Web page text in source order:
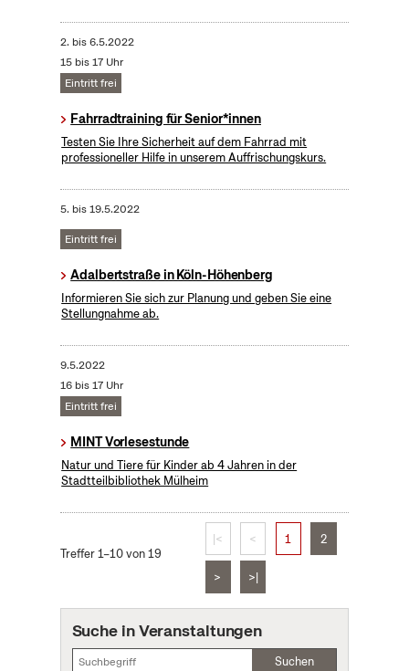
2. bis6.5.2022
15 bis 17 Uhr
Eintritt frei
Fahrradtraining für Senior*innen
Testen Sie Ihre Sicherheit auf dem Fahrrad mit
professioneller Hilfe in unserem Auffrischungskurs.
5. bis19.5.2022
Eintritt frei
Adalbertstraße in Köln-Höhenberg
Informieren Sie sich zur Planung und geben Sie eine
Stellungnahme ab.
9.5.2022
16 bis 17 Uhr
Eintritt frei
MINT Vorlesestunde
Natur und Tiere für Kinder ab 4 Jahren in der
Stadtteilbibliothek Mülheim
Treffer 1–10 von 19
|< < 1 2
> >|
Suche in Veranstaltungen
Suchen